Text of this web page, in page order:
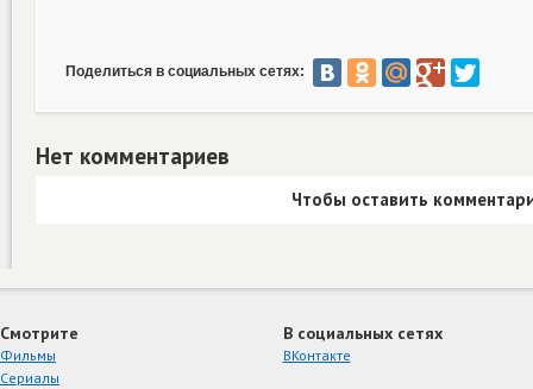
Поделиться в социальных сетях:
Нет комментариев
Чтобы оставить
Смотрите
Фильмы
Сериалы
В социальных сетях
ВКонтакте